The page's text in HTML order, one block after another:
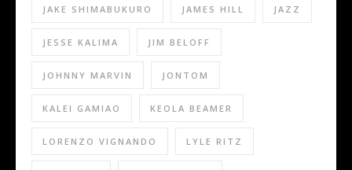
JAKE SHIMABUKURO JAMES HILL JAZZ
JESSE KALIMA JIM BELOFF
JOHNNY MARVIN JONTOM
KALEI GAMIAO KEOLA BEAMER
LORENZO VIGNANDO LYLE RITZ